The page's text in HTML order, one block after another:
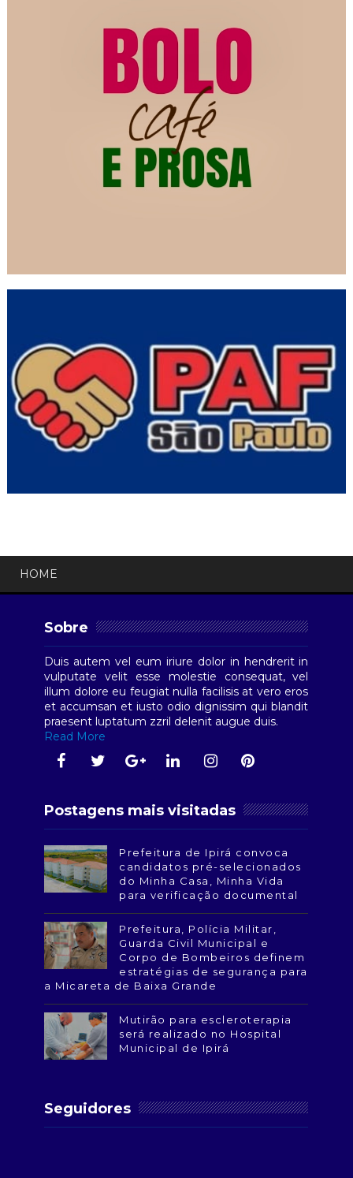
HOME
Sobre
Duis autem vel eum iriure dolor in hendrerit in
vulputate velit esse molestie consequat, vel
illum dolore eu feugiat nulla facilisis at vero eros
et accumsan et iusto odio dignissim qui blandit
praesent luptatum zzril delenit augue duis.
Read More
Postagens mais visitadas
Prefeitura de Ipirá convoca
candidatos pré-selecionados
do Minha Casa, Minha Vida
para verificação documental
Prefeitura, Polícia Militar,
Guarda Civil Municipal e
Corpo de Bombeiros definem
estratégias de segurança para
a Micareta de Baixa Grande
Mutirão para escleroterapia
será realizado no Hospital
Municipal de Ipirá
Seguidores